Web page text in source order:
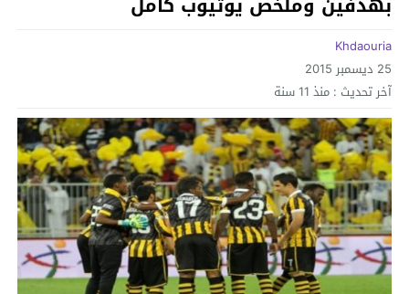
Khdaouria
25 ديسمبر 2015
آخر تحديث : منذ 11 سنة